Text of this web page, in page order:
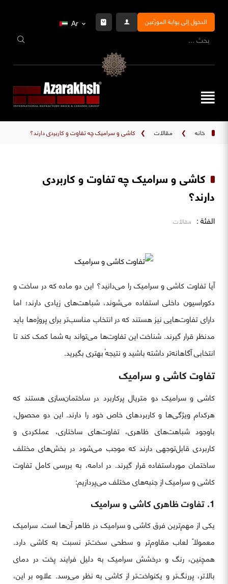
الدخول إلى بوابة الموزّعين Ar
خانه ❯ مقالات ❯ کاشی و سرامیک چه تفاوت‌ و کاربردی دارند؟
کاشی و سرامیک چه تفاوت‌ و کاربردی
دارند؟
الفئة : مقالات
آیا تفاوت کاشی و سرامیک را می‌دانید؟ این دو ماده که در ساخت و
دکوراسیون داخلی استفاده می‌شوند، شباهت‌های زیادی دارند؛ اما
دارای تفاوت‌هایی نیز هستند که در انتخاب مناسب‌تر برای پروژه‌ها باید
مدنظر قرار گیرند. شناخت این تفاوت‌ها می‌تواند به شما کمک کند تا
انتخابی آگاهانه‌تر داشته باشید و نتیجهٔ بهتری بگیرید.
تفاوت کاشی و سرامیک
کاشی و سرامیک دو متریال پرکاربرد در ساختمان‌سازی هستند که
هرکدام ویژگی‌ها و کاربردهای خاص خود را دارند. این دو محصول،
باوجود شباهت‌های ظاهری، تفاوت‌های ساختاری، عملکردی و
کاربردی قابل‌توجهی دارند که موجب می‌شود در بخش‌های مختلف
ساختمان مورداستفاده قرار گیرند. در ادامه، به بررسی کامل تفاوت
کاشی و سرامیک از جنبه‌های مختلف می‌پردازیم:
1. تفاوت ظاهری کاشی و سرامیک
یکی از مهم‌ترین فرق کاشی و سرامیک در ظاهر آن‌ها است. سرامیک
معمولاً لعاب مقاوم‌تر و سطحی سخت‌تر نسبت به کاشی دارد.
همچنین، رنگ و درخشش سرامیک به دلیل فرایند پخت در دمای
بالاتر، پررنگ‌تر و یکنواخت‌تر از کاشی به نظر می‌رسد. علاوه بر این،